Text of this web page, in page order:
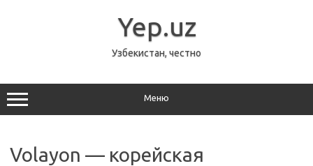
Yep.uz
Узбекистан, честно
Меню
Volayon — корейская